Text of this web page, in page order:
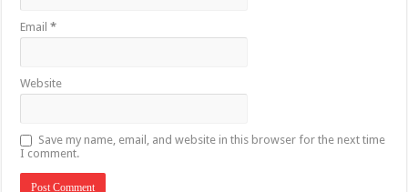
Email*
Website
Save my name, email, and website in this browser for the next time
I comment.